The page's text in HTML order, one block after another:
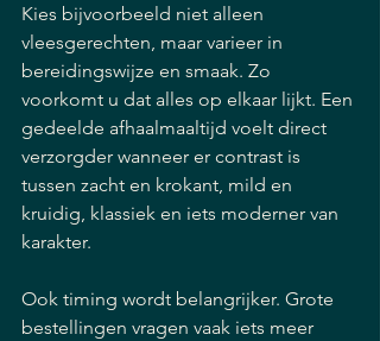
Kies bijvoorbeeld niet alleen
vleesgerechten, maar varieer in
bereidingswijze en smaak. Zo
voorkomt u dat alles op elkaar lijkt. Een
gedeelde afhaalmaaltijd voelt direct
verzorgder wanneer er contrast is
tussen zacht en krokant, mild en
kruidig, klassiek en iets moderner van
karakter.
Ook timing wordt belangrijker. Grote
bestellingen vragen vaak iets meer